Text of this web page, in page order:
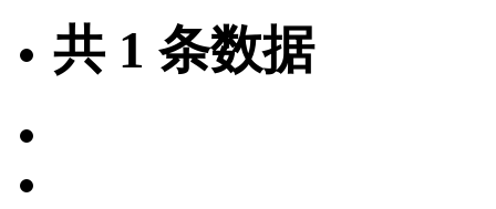
共 1 条数据